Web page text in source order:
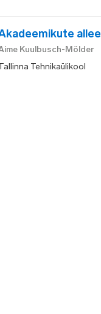
allee
Kuulbusch-Mölder
Tehnikaülikool